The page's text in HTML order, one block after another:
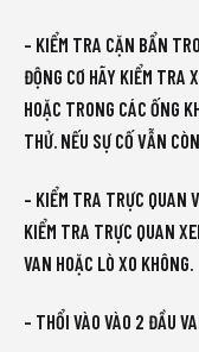
– KIỂM TRA CẶN BẨN
ĐỘNG CƠ HÃY KIỂM TRA
HOẶC TRONG CÁC ỐNG
THỬ. NẾU SỰ CỐ VẪN
– KIỂM TRA TRỰC QUAN
KIỂM TRA TRỰC QUAN
VAN HOẶC LÒ XO KHÔNG.
– THỔI VÀO VÀO 2 ĐẦU